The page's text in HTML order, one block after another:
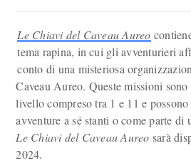
Le Chiavi del Caveau Aureo
tema rapina, in cui gli avventurieri
conto di una misteriosa
Caveau Aureo. Queste missioni
livello compreso tra 1 e 11 e possono
avventure a sé stanti o come parte di
Le Chiavi del Caveau Aureo sarà
2024.